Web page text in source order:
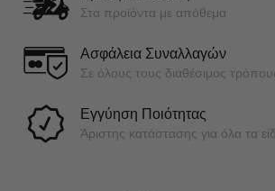
Στα προϊόντα με απόθεμα
Ασφάλεια Συναλλαγών
Σε όλους τους διαθέσιμος
Εγγύηση Ποιότητας
Άριστης κατάστασης για όλα τα